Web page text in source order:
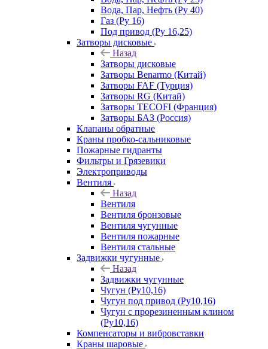
Вода, Пар, Нефть (Ру 40)
Газ (Ру 16)
Под привод (Ру 16,25)
Затворы дисковые
Назад
Затворы дисковые
Затворы Benarmo (Китай)
Затворы FAF (Турция)
Затворы RG (Китай)
Затворы TECOFI (Франция)
Затворы БАЗ (Россия)
Клапаны обратные
Краны пробко-сальниковые
Пожарные гидранты
Фильтры и Грязевики
Электроприводы
Вентиля
Назад
Вентиля
Вентиля бронзовые
Вентиля чугунные
Вентиля пожарные
Вентиля стальные
Задвижки чугунные
Назад
Задвижки чугунные
Чугун (Ру10,16)
Чугун под привод (Ру10,16)
Чугун с прорезиненным клином
(Ру10,16)
Компенсаторы и вибровставки
Краны шаровые